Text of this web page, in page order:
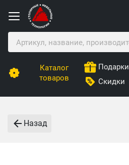
Каталог
товаров
Подарки
Скидки
Назад